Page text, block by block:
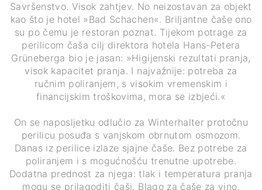
Savršenstvo. Visok zahtjev. No neizostavan za objekt
kao što je hotel »Bad Schachen«. Briljantne čaše ono
su po čemu je restoran poznat. Tijekom potrage za
perilicom čaša cilj direktora hotela Hans-Petera
Grüneberga bio je jasan: »Higijenski rezultati pranja,
visok kapacitet pranja. I najvažnije: potreba za
ručnim poliranjem, s visokim vremenskim i
financijskim troškovima, mora se izbjeći.«
On se naposljetku odlučio za Winterhalter protočnu
perilicu posuđa s vanjskom obrnutom osmozom.
Danas iz perilice izlaze sjajne čaše. Bez potrebe za
poliranjem i s mogućnošću trenutne upotrebe.
Dodatna prednost za njega: tlak i temperatura pranja
mogu se prilagoditi čaši. Blago za čaše za vino,